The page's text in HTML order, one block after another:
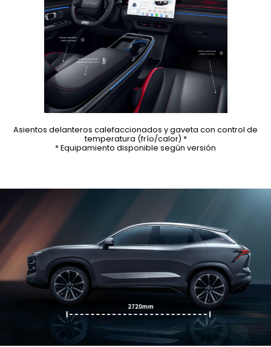
Asientos delanteros calefaccionados y gaveta con control de
temperatura (frío/calor) *
* Equipamiento disponible según versión